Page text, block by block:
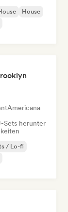
House
Americana
Sets herunter
/ Lo-fi